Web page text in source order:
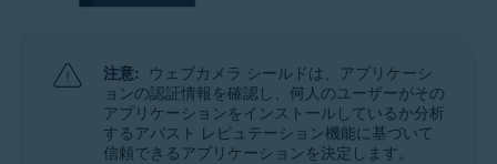
注意: ウェブカメラ シールドは、アプリケーシ
ョンの認証情報を確認し、何人のユーザーがその
アプリケーションをインストールしているか分析
するアバスト レピュテーション機能に基づいて
信頼できるアプリケーションを決定します。